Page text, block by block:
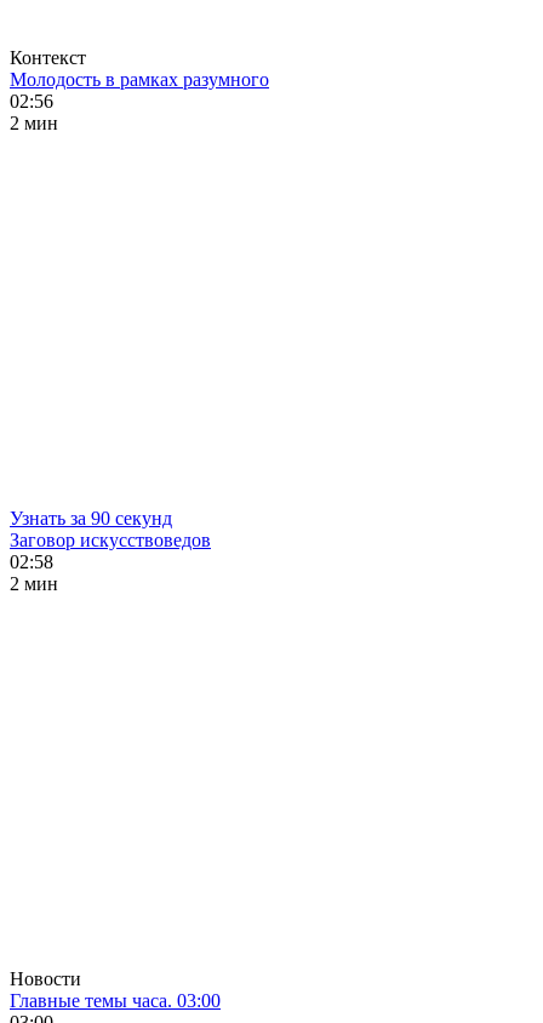
Контекст
Молодость в рамках разумного
02:56
2 мин
Узнать за 90 секунд
Заговор искусствоведов
02:58
2 мин
Новости
Главные темы часа. 03:00